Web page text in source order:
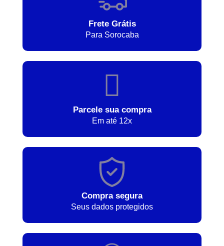
Frete Grátis
Para Sorocaba
Parcele sua compra
Em até 12x
Compra segura
Seus dados protegidos